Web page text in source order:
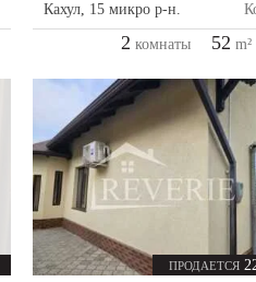
Кахул, 15 микро р-н.
2 комнаты 52 m²
ПРОДАЕТСЯ